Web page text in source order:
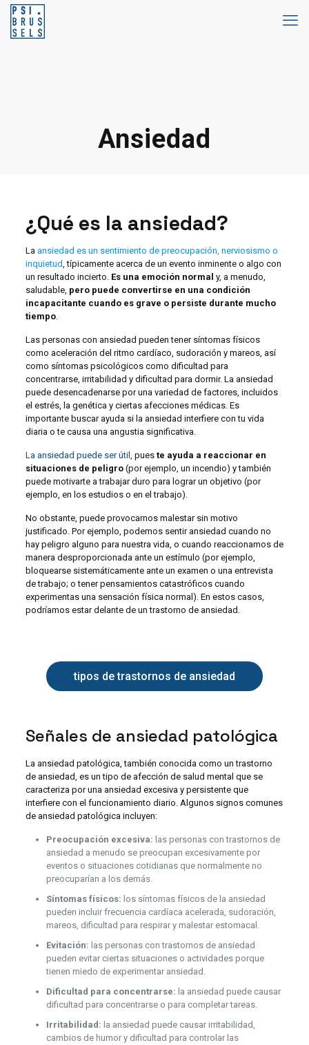
Ansiedad
¿Qué es la ansiedad?
La ansiedad es un sentimiento de preocupación, nerviosismo o
inquietud, típicamente acerca de un evento inminente o algo con
un resultado incierto. Es una emoción normal y, a menudo,
saludable, pero puede convertirse en una condición
incapacitante cuando es grave o persiste durante mucho
tiempo.
Las personas con ansiedad pueden tener síntomas físicos
como aceleración del ritmo cardíaco, sudoración y mareos, así
como síntomas psicológicos como dificultad para
concentrarse, irritabilidad y dificultad para dormir. La ansiedad
puede desencadenarse por una variedad de factores, incluidos
el estrés, la genética y ciertas afecciones médicas. Es
importante buscar ayuda si la ansiedad interfiere con tu vida
diaria o te causa una angustia significativa.
La ansiedad puede ser útil , pues te ayuda a reaccionar en
situaciones de peligro(por ejemplo, un incendio) y también
puede motivarte a trabajar duro para lograr un objetivo (por
ejemplo, en los estudios o en el trabajo).
No obstante, puede provocarnos malestar sin motivo
justificado. Por ejemplo, podemos sentir ansiedad cuando no
hay peligro alguno para nuestra vida, o cuando reaccionamos de
manera desproporcionada ante un estímulo (por ejemplo,
bloquearse sistemáticamente ante un examen o una entrevista
de trabajo; o tener pensamientos catastróficos cuando
experimentas una sensación física normal). En estos casos,
podríamos estar delante de un trastorno de ansiedad.
tipos de trastornos de ansiedad
Señales de ansiedad patológica
La ansiedad patológica, también conocida como un trastorno
de ansiedad, es un tipo de afección de salud mental que se
caracteriza por una ansiedad excesiva y persistente que
interfiere con el funcionamiento diario. Algunos signos comunes
de ansiedad patológica incluyen:
Preocupación excesiva: las personas con trastornos de
ansiedad a menudo se preocupan excesivamente por
eventos o situaciones cotidianas que normalmente no
preocuparían a los demás.
Síntomas físicos: los síntomas físicos de la ansiedad
pueden incluir frecuencia cardíaca acelerada, sudoración,
mareos, dificultad para respirar y malestar estomacal.
Evitación: las personas con trastornos de ansiedad
pueden evitar ciertas situaciones o actividades porque
tienen miedo de experimentar ansiedad.
Dificultad para concentrarse: la ansiedad puede causar
dificultad para concentrarse o para completar tareas.
Irritabilidad: la ansiedad puede causar irritabilidad,
cambios de humor y dificultad para controlar las